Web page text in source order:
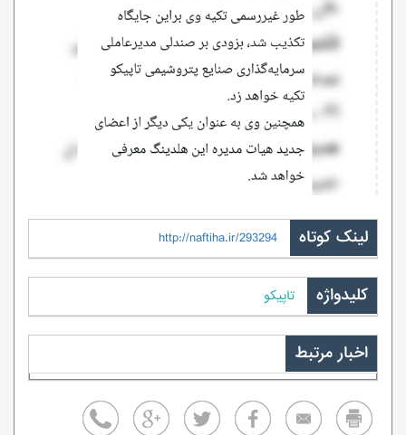
لینک کوتاه http://naftiha.ir/293294
کلیدواژه تاپیکو
اخبار مرتبط